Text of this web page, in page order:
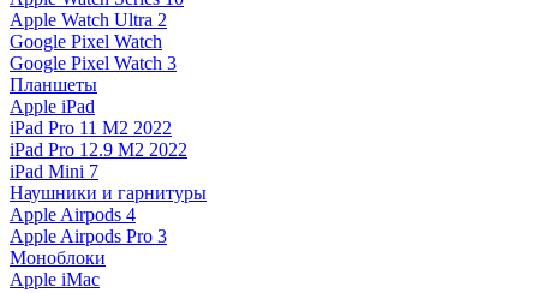
Apple Watch Ultra 2
Google Pixel Watch
Google Pixel Watch 3
Планшеты
Apple iPad
iPad Pro 11 M2 2022
iPad Pro 12.9 M2 2022
iPad Mini 7
Наушники и гарнитуры
Apple Airpods 4
Apple Airpods Pro 3
Моноблоки
Apple iMac